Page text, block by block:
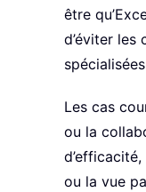
être
d’éviter les
Les cas
ou la
ou la vue